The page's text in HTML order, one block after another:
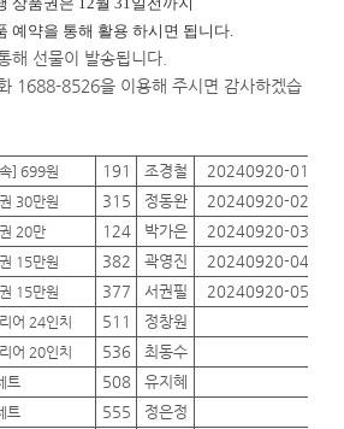
예약을 통해 활용 하시면 됩니다.
해 선물이 발송됩니다.
1688-8526을 이용해 주시면 감사하겠습
] 699원 191 조경철 20240920-01
30만원 315 정동완 20240920-02
20만 124 박가은 20240920-03
15만원 382 곽영진 20240920-04
15만원 377 서권필 20240920-05
어 24인치 511 정창원
어 20인치 536 최동수
트 508 유지혜
트 555 정은정